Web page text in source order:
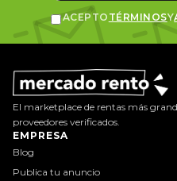
ACEPTO TÉRMINOSY
El marketplace de rentas más
proveedores verificados.
EMPRESA
Blog
Publica tu anuncio